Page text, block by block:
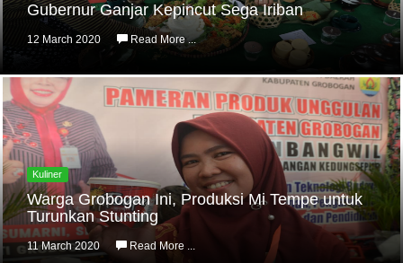
Gubernur Ganjar Kepincut Sega Iriban
12 March 2020 Read More ...
Kuliner
Warga Grobogan Ini, Produksi Mi Tempe untuk
Turunkan Stunting
11 March 2020 Read More ...